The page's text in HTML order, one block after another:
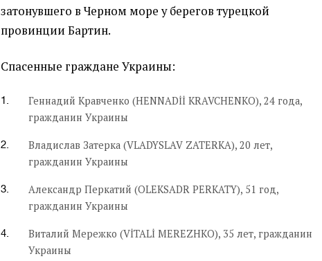
затонувшего в Черном море у берегов турецкой
провинции Бартин.
Спасенные граждане Украины:
Геннадий Кравченко (HENNADİİ KRAVCHENKO), 24 года,
гражданин Украины
Владислав Затерка (VLADYSLAV ZATERKA), 20 лет,
гражданин Украины
Александр Перкатий (OLEKSADR PERKATY), 51 год,
гражданин Украины
Виталий Мережко (VİTALİ MEREZHKO), 35 лет, гражданин
Украины